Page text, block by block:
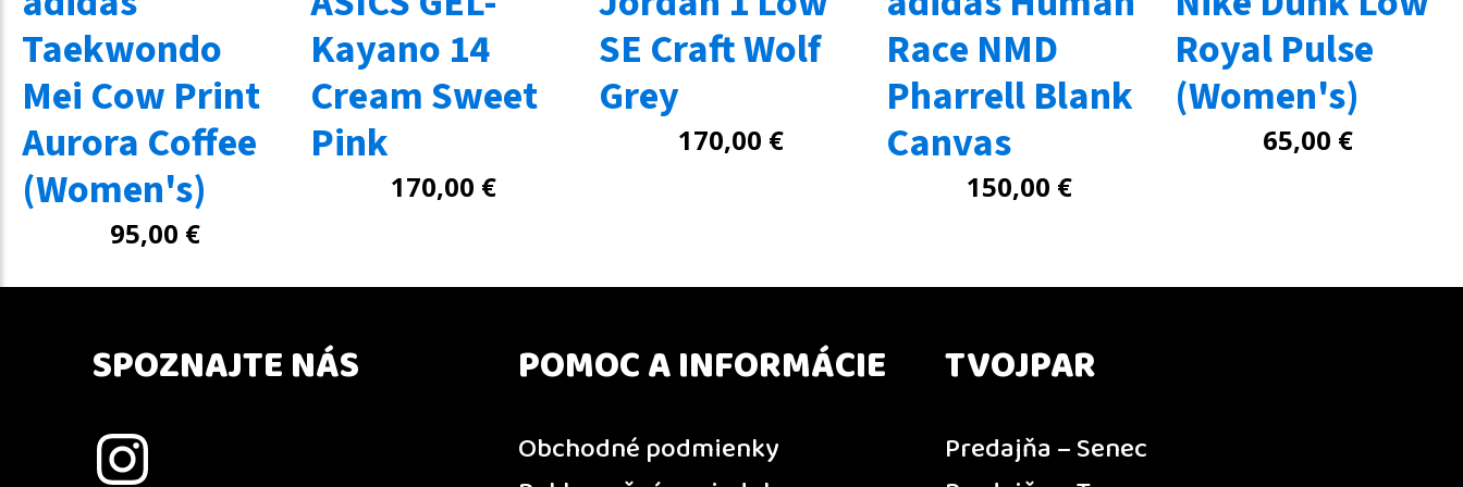
Taekwondo
Mei Cow Print
Aurora Coffee
(Women's)
95,00 €
Kayano 14
Cream Sweet
Pink
170,00 €
SE Craft Wolf
Grey
170,00 €
Race NMD
Pharrell Blank
Canvas
150,00 €
Royal Pulse
(Women's)
65,00 €
SPOZNAJTE NÁS POMOC A INFORMÁCIE
Obchodné podmienky
TVOJPAR
Predajňa – Senec